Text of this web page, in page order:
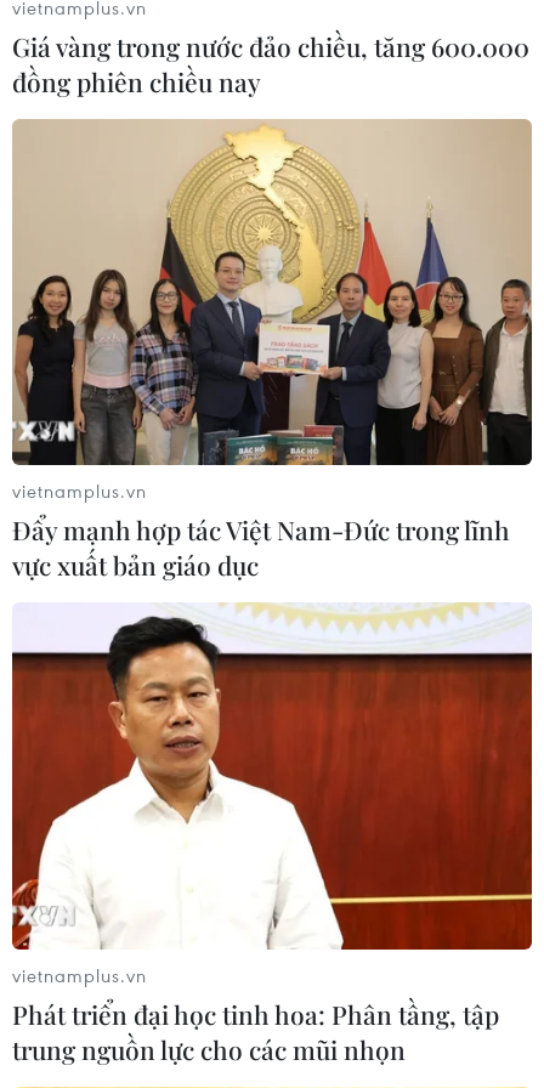
vietnamplus.vn
Giá vàng trong nước đảo chiều, tăng 600.000
đồng phiên chiều nay
vietnamplus.vn
Đẩy mạnh hợp tác Việt Nam-Đức trong lĩnh
vực xuất bản giáo dục
vietnamplus.vn
Phát triển đại học tinh hoa: Phân tầng, tập
trung nguồn lực cho các mũi nhọn